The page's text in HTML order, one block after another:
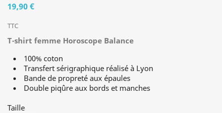
19,90 €
TTC
T-shirt femme Horoscope Balance
100% coton
Transfert sérigraphique réalisé à Lyon
Bande de propreté aux épaules
Double piqûre aux bords et manches
Taille